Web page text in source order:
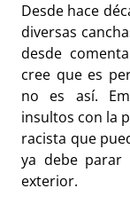
Desde hace
diversas
desde
cree que es
no es así.
insultos con la
racista que
ya debe parar
exterior.